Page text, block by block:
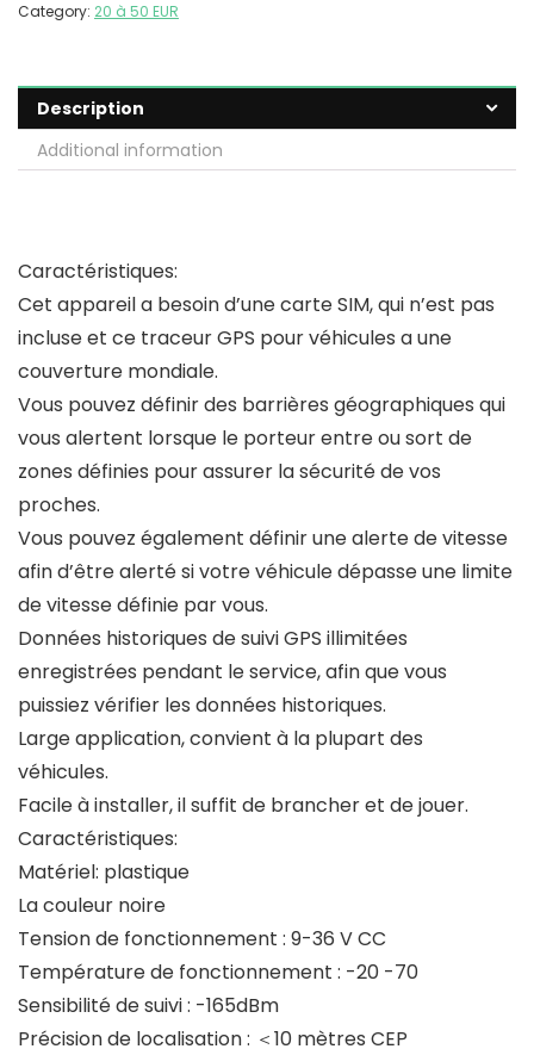
Category: 20 à 50 EUR
Description
Additional information
Caractéristiques:
Cet appareil a besoin d’une carte SIM, qui n’est pas
incluse et ce traceur GPS pour véhicules a une
couverture mondiale.
Vous pouvez définir des barrières géographiques qui
vous alertent lorsque le porteur entre ou sort de
zones définies pour assurer la sécurité de vos
proches.
Vous pouvez également définir une alerte de vitesse
afin d’être alerté si votre véhicule dépasse une limite
de vitesse définie par vous.
Données historiques de suivi GPS illimitées
enregistrées pendant le service, afin que vous
puissiez vérifier les données historiques.
Large application, convient à la plupart des
véhicules.
Facile à installer, il suffit de brancher et de jouer.
Caractéristiques:
Matériel: plastique
La couleur noire
Tension de fonctionnement : 9-36 V CC
Température de fonctionnement : -20 -70
Sensibilité de suivi : -165dBm
Précision de localisation : ＜10 mètres CEP